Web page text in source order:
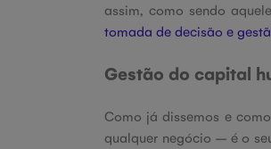
assim, como sendo
tomada de decisão e
Gestão do capital
Como já dissemos e
qualquer negócio – é o